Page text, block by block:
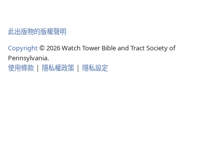
此出版物的版權聲明
Copyright© 2026Watch Tower Bible and Tract Society of
Pennsylvania.
使用條款 | 隱私權政策 | 隱私設定